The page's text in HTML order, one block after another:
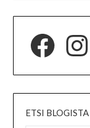
ETSI BLOGISTA